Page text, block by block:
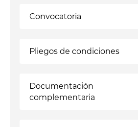
Convocatoria
Pliegos de condiciones
Documentación
complementaria